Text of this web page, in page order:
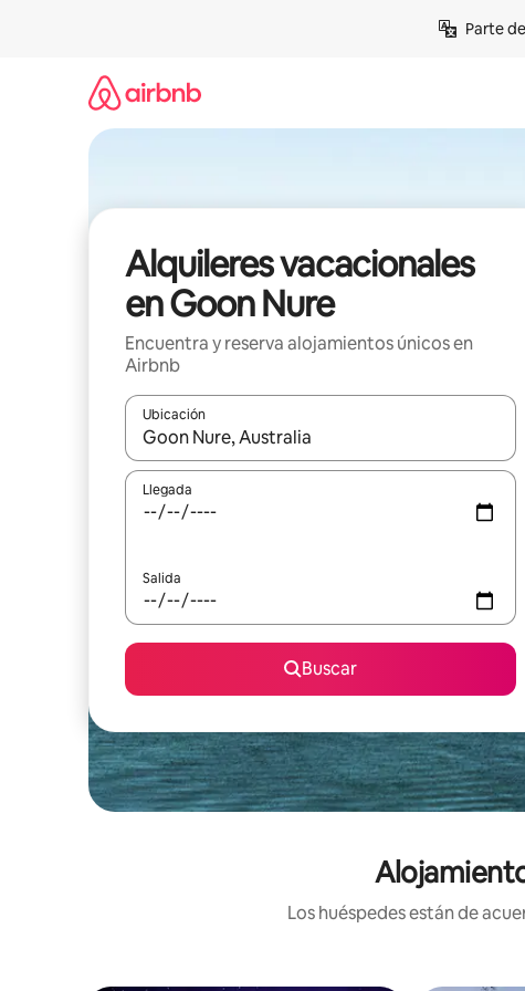
Parte
Alquileres vacacionales
en Goon Nure
Encuentra y reserva alojamientos únicos en
Airbnb
Ubicación
Cuando los resultados estén disponibles, navega
Llegada
Salida
Buscar
Los huéspedes están de